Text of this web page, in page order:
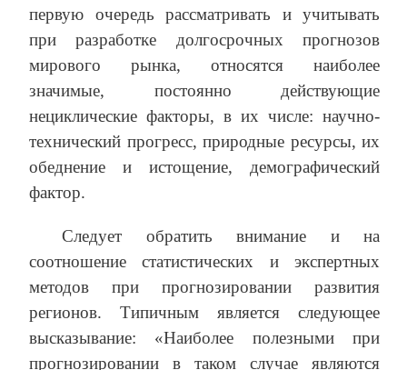
первую очередь рассматривать и учитывать
при разработке долгосрочных прогнозов
мирового рынка, относятся наиболее
значимые, постоянно действующие
нециклические факторы, в их числе: научно-
технический прогресс, природные ресурсы, их
обеднение и истощение, демографический
фактор.
Следует обратить внимание и на
соотношение статистических и экспертных
методов при прогнозировании развития
регионов. Типичным является следующее
высказывание: «Наиболее полезными при
прогнозировании в таком случае являются